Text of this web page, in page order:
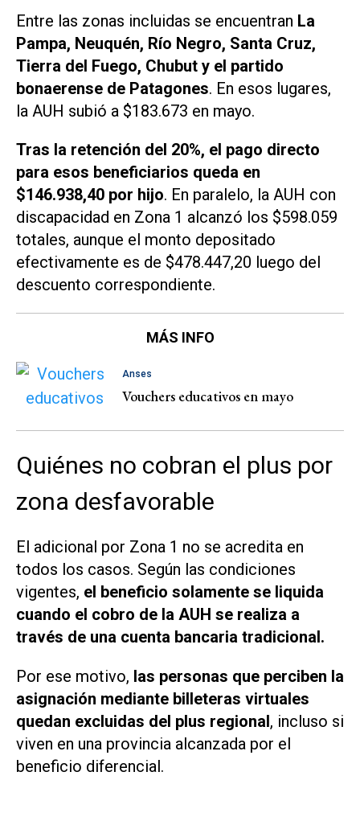
Entre las zonas incluidas se encuentran La
Pampa, Neuquén, Río Negro, Santa Cruz,
Tierra del Fuego, Chubut y el partido
bonaerense de Patagones. En esos lugares,
la AUH subió a $183.673 en mayo.
Tras la retención del 20%, el pago directo
para esos beneficiarios queda en
$146.938,40 por hijo. En paralelo, la AUH con
discapacidad en Zona 1 alcanzó los $598.059
totales, aunque el monto depositado
efectivamente es de $478.447,20 luego del
descuento correspondiente.
MÁS INFO
Anses
Vouchers educativos en mayo
Quiénes no cobran el plus por
zona desfavorable
El adicional por Zona 1 no se acredita en
todos los casos. Según las condiciones
vigentes, el beneficio solamente se liquida
cuando el cobro de la AUH se realiza a
través de una cuenta bancaria tradicional.
Por ese motivo, las personas que perciben la
asignación mediante billeteras virtuales
quedan excluidas del plus regional, incluso si
viven en una provincia alcanzada por el
beneficio diferencial.